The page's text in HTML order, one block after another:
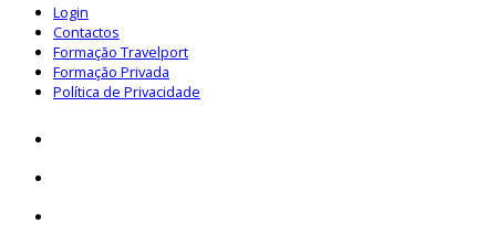
Login
Contactos
Formação Travelport
Formação Privada
Política de Privacidade